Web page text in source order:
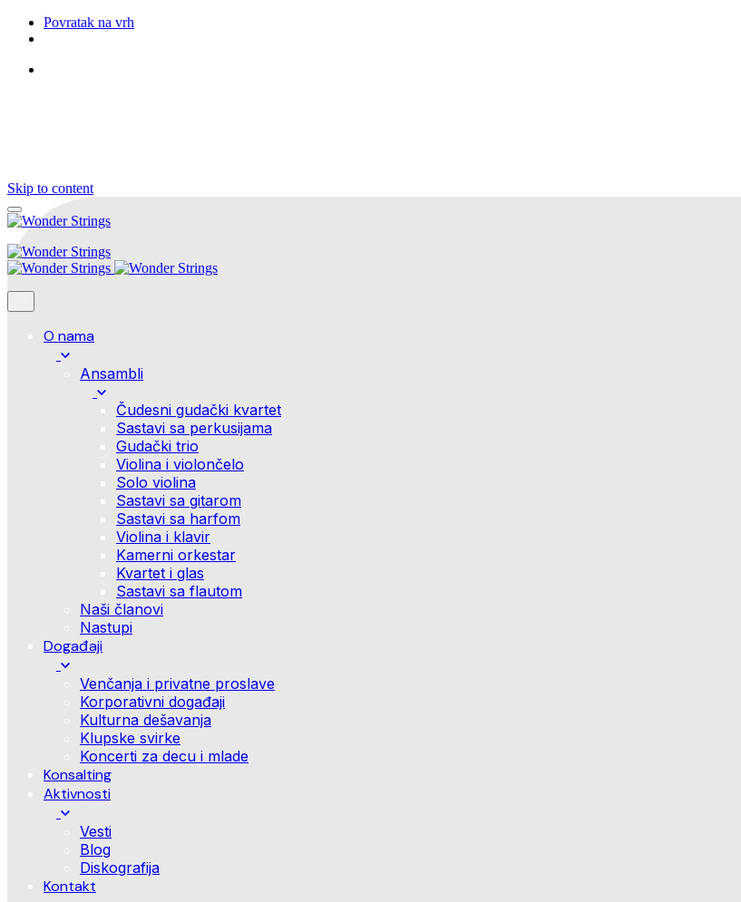
Povratak na vrh
Skip to content
O nama
Ansambli
Čudesni gudački kvartet
Sastavi sa perkusijama
Gudački trio
Violina i violončelo
Solo violina
Sastavi sa gitarom
Sastavi sa harfom
Violina i klavir
Kamerni orkestar
Kvartet i glas
Sastavi sa flautom
Naši članovi
Nastupi
Događaji
Venčanja i privatne proslave
Korporativni događaji
Kulturna dešavanja
Klupske svirke
Koncerti za decu i mlade
Konsalting
Aktivnosti
Vesti
Blog
Diskografija
Kontakt